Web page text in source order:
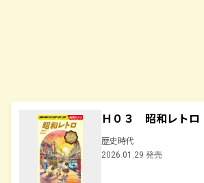
Ｈ０３ 昭和レトロ
歴史時代
2026.01.29 発売